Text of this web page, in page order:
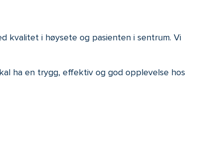
kvalitet i høysete og pasienten i sentrum. Vi
ha en trygg, effektiv og god opplevelse hos